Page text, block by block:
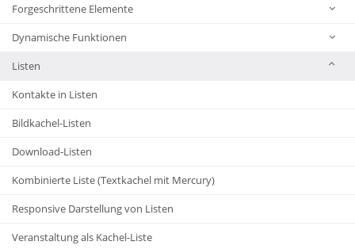
Forgeschrittene Elemente
Dynamische Funktionen
Listen
Kontakte in Listen
Bildkachel-Listen
Download-Listen
Kombinierte Liste (Textkachel mit Mercury)
Responsive Darstellung von Listen
Veranstaltung als Kachel-Liste